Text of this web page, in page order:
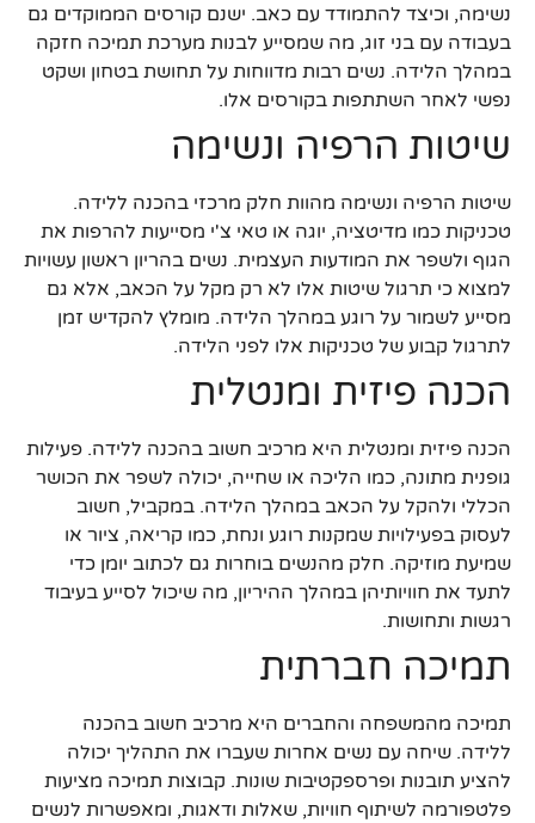
נשימה, וכיצד להתמודד עם כאב. ישנם קורסים הממוקדים גם
בעבודה עם בני זוג, מה שמסייע לבנות מערכת תמיכה חזקה
במהלך הלידה. נשים רבות מדווחות על תחושת בטחון ושקט
נפשי לאחר השתתפות בקורסים אלו.
שיטות הרפיה ונשימה
שיטות הרפיה ונשימה מהוות חלק מרכזי בהכנה ללידה.
טכניקות כמו מדיטציה, יוגה או טאי צ'י מסייעות להרפות את
הגוף ולשפר את המודעות העצמית. נשים בהריון ראשון עשויות
למצוא כי תרגול שיטות אלו לא רק מקל על הכאב, אלא גם
מסייע לשמור על רוגע במהלך הלידה. מומלץ להקדיש זמן
לתרגול קבוע של טכניקות אלו לפני הלידה.
הכנה פיזית ומנטלית
הכנה פיזית ומנטלית היא מרכיב חשוב בהכנה ללידה. פעילות
גופנית מתונה, כמו הליכה או שחייה, יכולה לשפר את הכושר
הכללי ולהקל על הכאב במהלך הלידה. במקביל, חשוב
לעסוק בפעילויות שמקנות רוגע ונחת, כמו קריאה, ציור או
שמיעת מוזיקה. חלק מהנשים בוחרות גם לכתוב יומן כדי
לתעד את חוויותיהן במהלך ההיריון, מה שיכול לסייע בעיבוד
רגשות ותחושות.
תמיכה חברתית
תמיכה מהמשפחה והחברים היא מרכיב חשוב בהכנה
ללידה. שיחה עם נשים אחרות שעברו את התהליך יכולה
להציע תובנות ופרספקטיבות שונות. קבוצות תמיכה מציעות
פלטפורמה לשיתוף חוויות, שאלות ודאגות, ומאפשרות לנשים